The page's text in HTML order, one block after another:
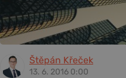
Štěpán Křeček
13. 6. 2016 0:00